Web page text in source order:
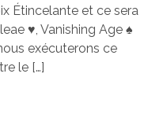
Étincelante et ce sera
♥, Vanishing Age ♠
exécuterons ce
le […]